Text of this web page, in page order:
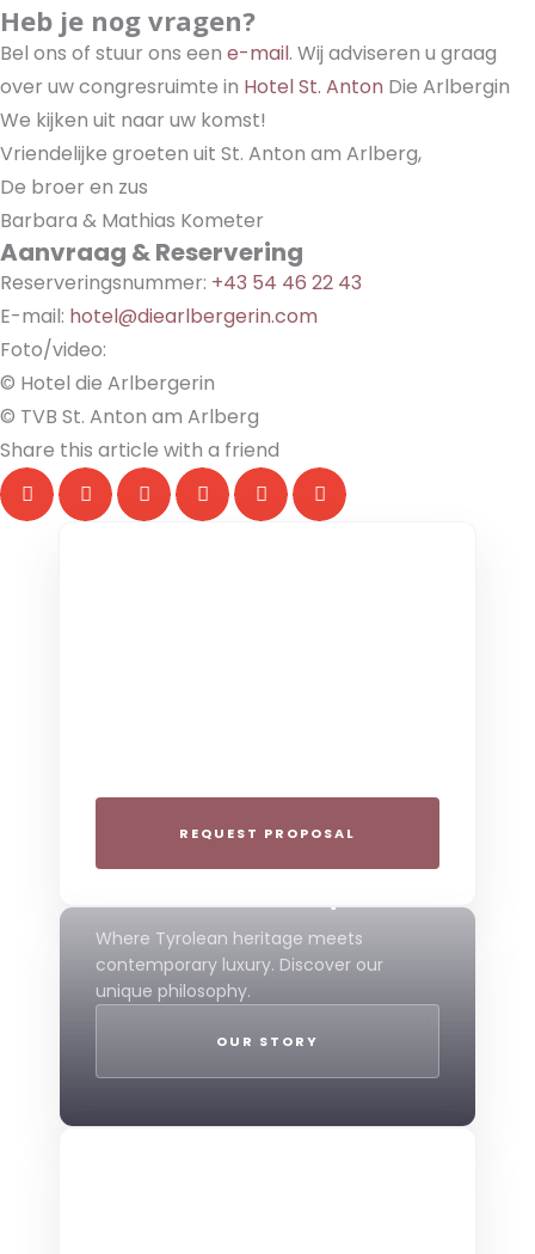
Heb je nog vragen?
Bel ons of stuur ons een e-mail. Wij adviseren u graag
over uw congresruimte in Hotel St. Anton Die Arlbergin
We kijken uit naar uw komst!
Vriendelijke groeten uit St. Anton am Arlberg,
De broer en zus
Barbara & Mathias Kometer
Aanvraag & Reservering
Reserveringsnummer: +43 54 46 22 43
E-mail: hotel@diearlbergerin.com
Foto/video:
© Hotel die Arlbergerin
© TVB St. Anton am Arlberg
Share this article with a friend
REQUEST PROPOSAL
THE 4-STAR SPIRIT
Where Tyrolean heritage meets
contemporary luxury. Discover our
unique philosophy.
OUR STORY